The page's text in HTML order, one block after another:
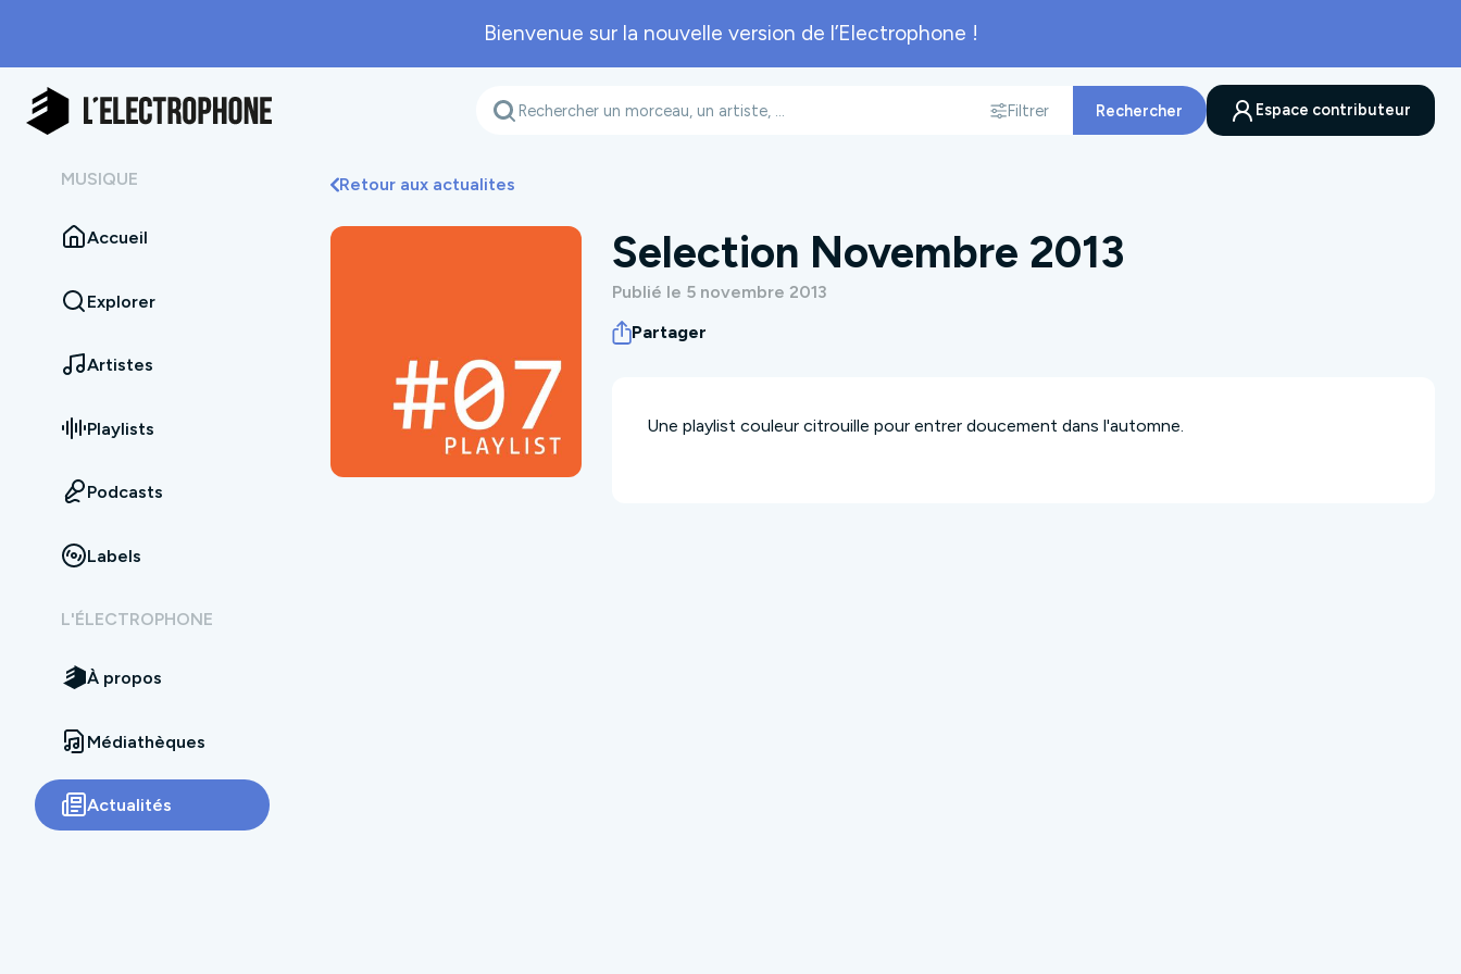
Bienvenue sur la nouvelle version de l’Electrophone !
Filtrer
Rechercher
Espace contributeur
MUSIQUE
Accueil
Explorer
Artistes
Playlists
Podcasts
Labels
L'ÉLECTROPHONE
À propos
Médiathèques
Actualités
Retour aux actualites
Selection Novembre 2013
Publié le 5 novembre 2013
Partager
Une playlist couleur citrouille pour entrer doucement dans l'automne.